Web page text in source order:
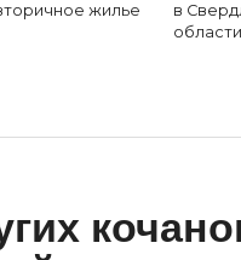
жилье
в
области